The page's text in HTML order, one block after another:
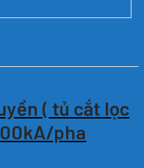
( tủ cắt lọc
pha